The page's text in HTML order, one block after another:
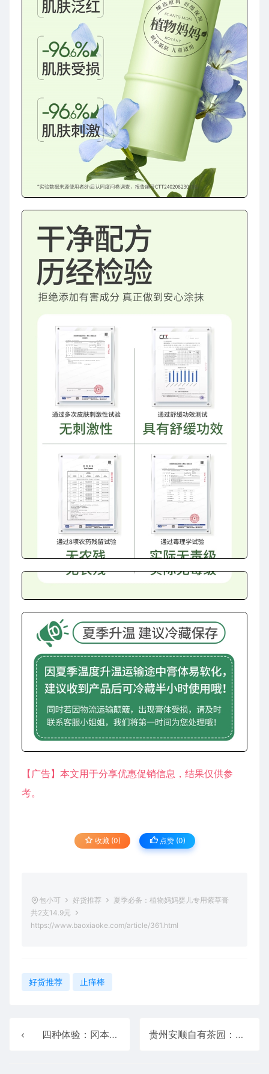
【广告】本文用于分享优惠促销信息，结果仅供参
考。
收藏 (0) 点赞 (0)
包小可 好货推荐
夏季必备：植物妈妈婴儿专用紫草膏
共2支14.9元
https://www.baoxiaoke.com/article/361.html
好货推荐 止痒棒
四种体验：冈本进口超薄套14只发车19.9元 贵州安顺自有茶园：金尘茶红茶/毛峰绿茶14.9元4两大促